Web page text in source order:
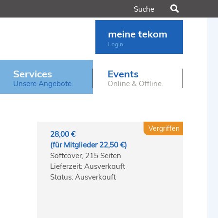
Services
Unsere Angebote.
Events
Online & Offline.
meine tekom
Login.
Vergriffen
28,00 €
(für Mitglieder 22,50 €)
Softcover, 215 Seiten
Lieferzeit: Ausverkauft
Status: Ausverkauft